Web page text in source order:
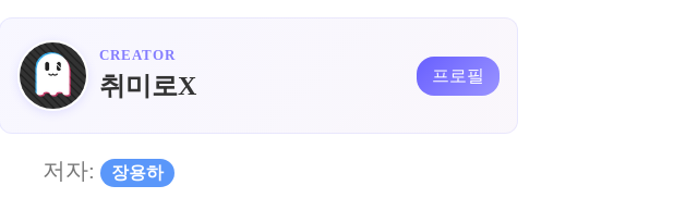
CREATOR
취미로X 프로필
저자: 장용하